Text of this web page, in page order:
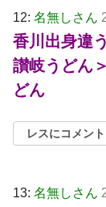
12: 名無しさん
香川出身違
讃岐うどん
どん
レスにコメント
13: 名無しさん